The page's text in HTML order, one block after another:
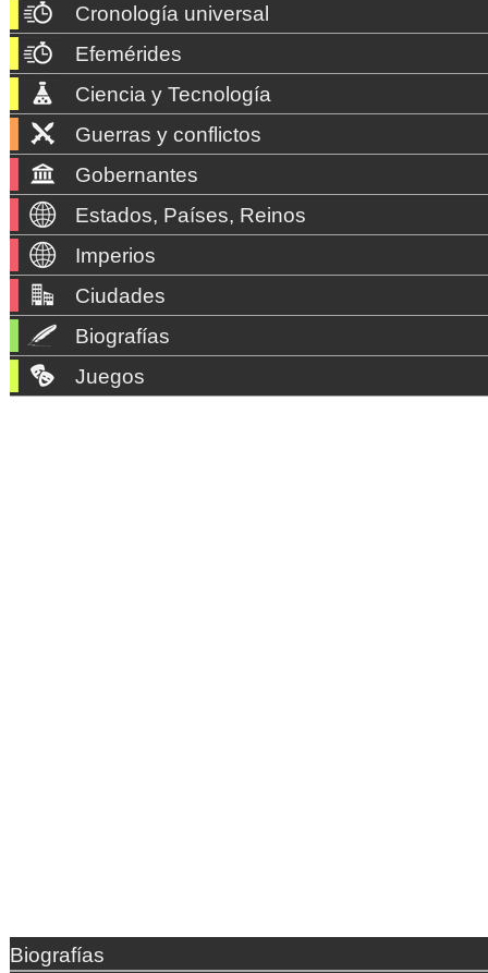
Cronología universal
Efemérides
Ciencia y Tecnología
Guerras y conflictos
Gobernantes
Estados, Países, Reinos
Imperios
Ciudades
Biografías
Juegos
Biografías